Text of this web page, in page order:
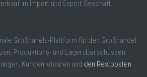
im Import und Export Geschäft.
Großhanels-Plattform für den Großhandel
Produktions- und Lagerüberschüssen
Kundenretouren und den Restposten